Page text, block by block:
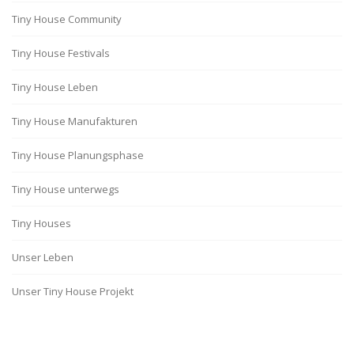
Tiny House Community
Tiny House Festivals
Tiny House Leben
Tiny House Manufakturen
Tiny House Planungsphase
Tiny House unterwegs
Tiny Houses
Unser Leben
Unser Tiny House Projekt